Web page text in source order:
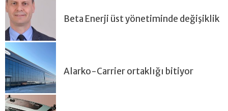
Beta Enerji üst yönetiminde değişiklik
Alarko-Carrier ortaklığı bitiyor